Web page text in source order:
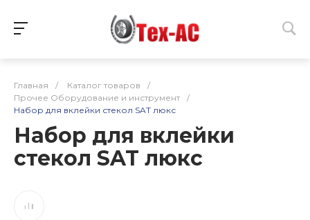
Главная / Каталог товаров
/
Прочее Оборудование и инструмент
/
Набор для вклейки стекол SAT люкс
Набор для вклейки
стекол SAT люкс